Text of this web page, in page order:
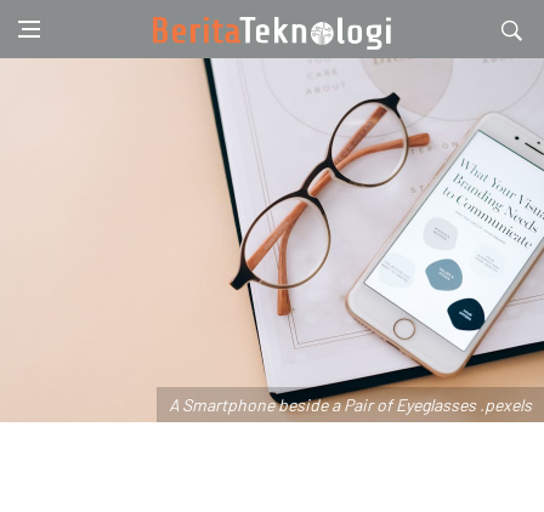
A Smartphone beside a Pair of Eyeglasses .pexels